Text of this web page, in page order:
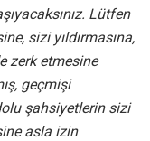
Lütfen
sizi yıldırmasına,
zerk etmesine
geçmişi
şahsiyetlerin sizi
asla izin